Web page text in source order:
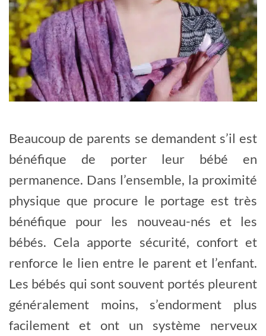
Beaucoup de parents se demandent s’il est
bénéfique de porter leur bébé en
permanence. Dans l’ensemble, la proximité
physique que procure le portage est très
bénéfique pour les nouveau-nés et les
bébés. Cela apporte sécurité, confort et
renforce le lien entre le parent et l’enfant.
Les bébés qui sont souvent portés pleurent
généralement moins, s’endorment plus
facilement et ont un système nerveux